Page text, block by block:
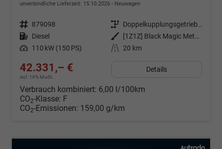
unverbindliche Lieferzeit: 15.10.2026 Neuwagen
Fahrzeugnr. 879098 Getriebe
Doppelkupplungsgetriebe (DSG)
Kraftstoff Diesel Außenfarbe
[1Z1Z] Black Magic Metallic
Leistung 110 kW (150 PS) Kilometerstand 20 km
42.331,– €
incl. 19% MwSt.
Details
Verbrauch kombiniert: 6,00 l/100km
CO2-Klasse: F
CO2-Emissionen: 159,00 g/km